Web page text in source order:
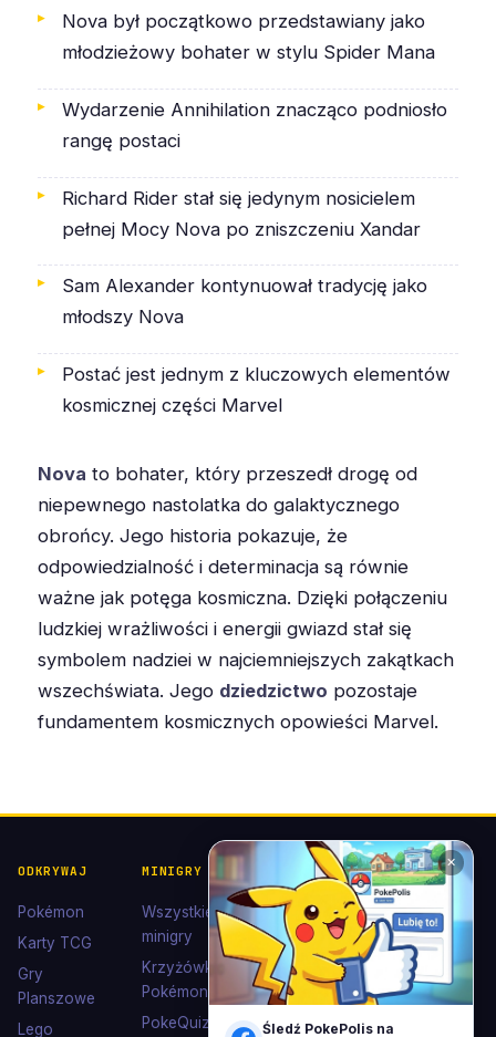
Nova był początkowo przedstawiany jako
młodzieżowy bohater w stylu Spider Mana
Wydarzenie Annihilation znacząco podniosło
rangę postaci
Richard Rider stał się jedynym nosicielem
pełnej Mocy Nova po zniszczeniu Xandar
Sam Alexander kontynuował tradycję jako
młodszy Nova
Postać jest jednym z kluczowych elementów
kosmicznej części Marvel
Nova to bohater, który przeszedł drogę od
niepewnego nastolatka do galaktycznego
obrońcy. Jego historia pokazuje, że
odpowiedzialność i determinacja są równie
ważne jak potęga kosmiczna. Dzięki połączeniu
ludzkiej wrażliwości i energii gwiazd stał się
symbolem nadziei w najciemniejszych zakątkach
wszechświata. Jego dziedzictwo pozostaje
fundamentem kosmicznych opowieści Marvel.
ODKRYWAJ
Pokémon
Karty TCG
Gry
Planszowe
Lego
MINIGRY
Wszystkie
minigry
Krzyżówki
Pokémon
PokeQuiz
POKÉDEX I
KOLEKCJE
Pokédex
Ewolucje
Eevee
Kolekcje
POMOC I
KONTAKT
Kontakt
Wsparcie
Polub nas
✕
Śledź PokePolis na